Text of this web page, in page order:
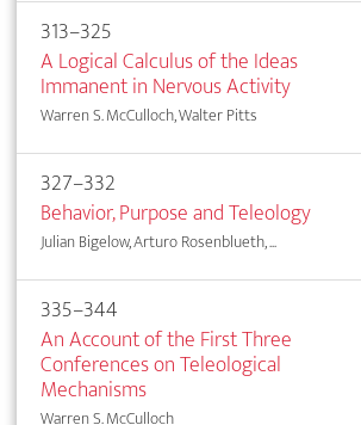
313–325
A Logical Calculus of the Ideas
Immanent in Nervous Activity
Warren S. McCulloch, Walter Pitts
327–332
Behavior, Purpose and Teleology
Julian Bigelow, Arturo Rosenblueth, ...
335–344
An Account of the First Three
Conferences on Teleological
Mechanisms
Warren S. McCulloch